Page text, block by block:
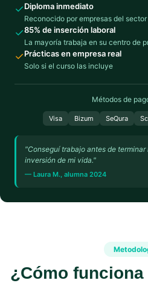
✓Diploma inmediato
Reconocido por empresas del sector
✓85% de inserción laboral
La mayoría trabaja en su centro de
✓Prácticas en empresa real
Solo si el curso las incluye
Métodos de
Visa Bizum SeQura
"Conseguí trabajo antes de
inversión de mi vida."
— Laura M., alumna 2024
¿Cómo